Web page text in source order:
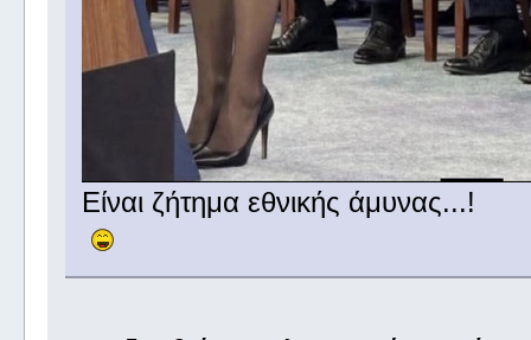
Είναι ζήτημα εθνικής άμυνας...!